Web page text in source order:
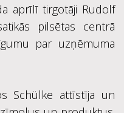
aprīlī tirgotāji Rudolf
pilsētas centrā
par uzņēmuma
Schülke attīstīja un